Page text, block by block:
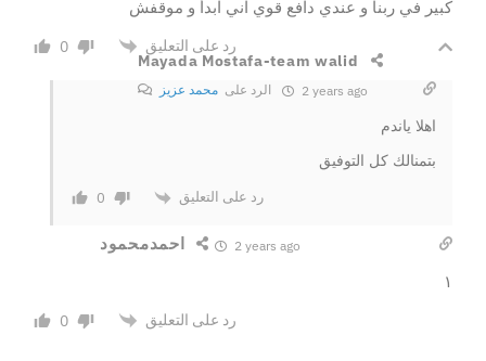
كبير في ربنا و عندي دافع قوي اني ابدأ و موقفش
0 رد على التعليق
Mayada Mostafa-team walid
الرد على محمد عزيز 2 years ago
اهلا ياندم
بتمنالك كل التوفيق
0 رد على التعليق
احمدمحمود 2 years ago
١
0 رد على التعليق